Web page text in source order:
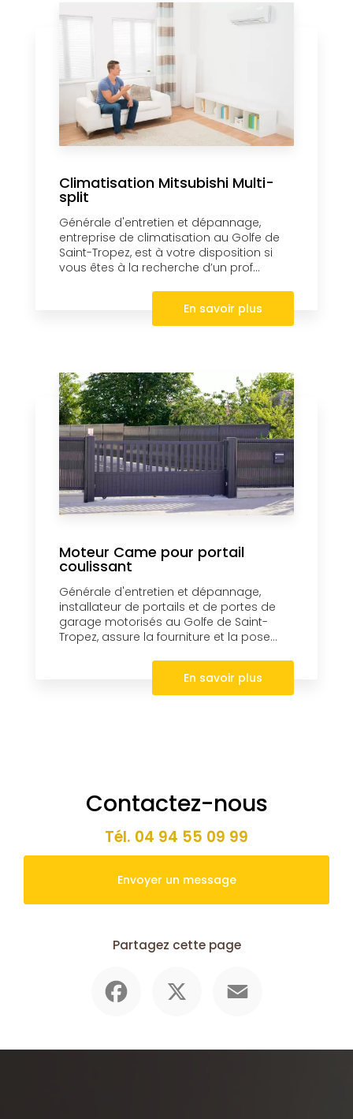
Climatisation Mitsubishi Multi-
split
Générale d'entretien et dépannage,
entreprise de climatisation au Golfe de
Saint-Tropez, est à votre disposition si
vous êtes à la recherche d’un prof...
En savoir plus
Moteur Came pour portail
coulissant
Générale d'entretien et dépannage,
installateur de portails et de portes de
garage motorisés au Golfe de Saint-
Tropez, assure la fourniture et la pose...
En savoir plus
Contactez-nous
Tél. 04 94 55 09 99
Envoyer un message
Partagez cette page